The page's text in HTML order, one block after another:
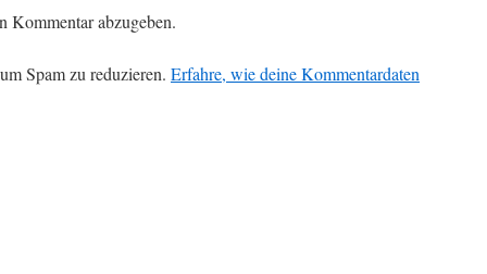
Kommentar abzugeben.
Spam zu reduzieren. Erfahre, wie deine Kommentardaten